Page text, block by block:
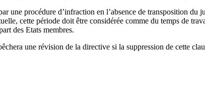
une procédure d’infraction en l’absence de transposition du
cette période doit être considérée comme du temps de
des Etats membres.
une révision de la directive si la suppression de cette